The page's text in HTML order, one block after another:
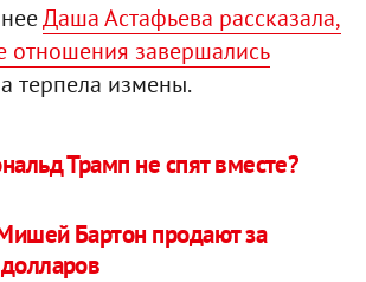
Даша Астафьева рассказала,
отношения завершались
терпела измены.
Трамп не спят вместе?
Бартон продают за